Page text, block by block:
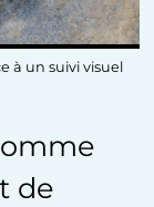
à un suivi visuel
de